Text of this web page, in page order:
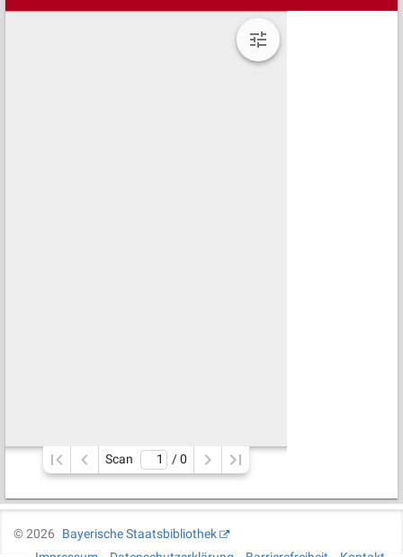
Scan / 0
©2026
Bayerische Staatsbibliothek